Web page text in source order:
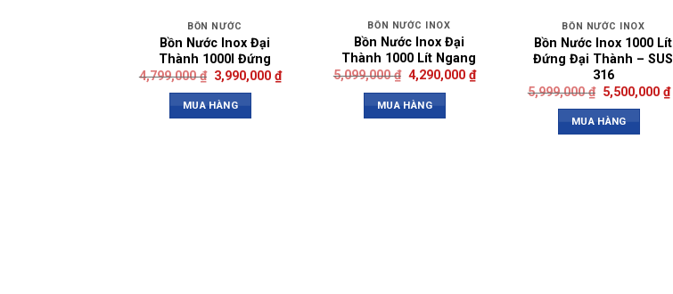
BỒN NƯỚC
Bồn Nước Inox Đại
Thành 1000l Đứng
4,799,000₫ 3,990,000₫
MUA HÀNG
BỒN NƯỚC INOX
Bồn Nước Inox Đại
Thành 1000 Lít Ngang
5,099,000₫ 4,290,000₫
MUA HÀNG
BỒN NƯỚC INOX
Bồn Nước Inox 1000 Lít
Đứng Đại Thành – SUS
316
5,999,000₫ 5,500,000₫
MUA HÀNG